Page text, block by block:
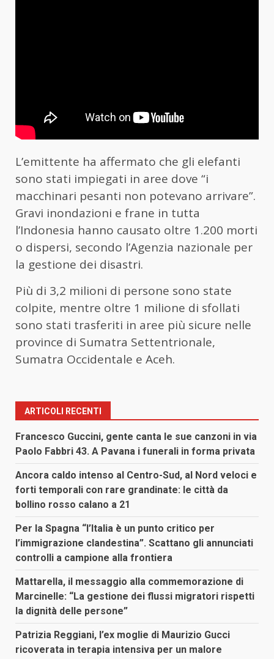
L’emittente ha affermato che gli elefanti
sono stati impiegati in aree dove “i
macchinari pesanti non potevano arrivare”.
Gravi inondazioni e frane in tutta
l’Indonesia hanno causato oltre 1.200 morti
o dispersi, secondo l’Agenzia nazionale per
la gestione dei disastri.
Più di 3,2 milioni di persone sono state
colpite, mentre oltre 1 milione di sfollati
sono stati trasferiti in aree più sicure nelle
province di Sumatra Settentrionale,
Sumatra Occidentale e Aceh.
ARTICOLI RECENTI
Francesco Guccini, gente canta le sue canzoni in via
Paolo Fabbri 43. A Pavana i funerali in forma privata
Ancora caldo intenso al Centro-Sud, al Nord veloci e
forti temporali con rare grandinate: le città da
bollino rosso calano a 21
Per la Spagna “l’Italia è un punto critico per
l’immigrazione clandestina”. Scattano gli annunciati
controlli a campione alla frontiera
Mattarella, il messaggio alla commemorazione di
Marcinelle: “La gestione dei flussi migratori rispetti
la dignità delle persone”
Patrizia Reggiani, l’ex moglie di Maurizio Gucci
ricoverata in terapia intensiva per un malore